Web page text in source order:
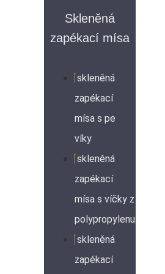
Skleněná
zapékací mísa
skleněná
zapékací
mísa s pe
víky
skleněná
zapékací
mísa s víčky z
polypropylenu
skleněná
zapékací